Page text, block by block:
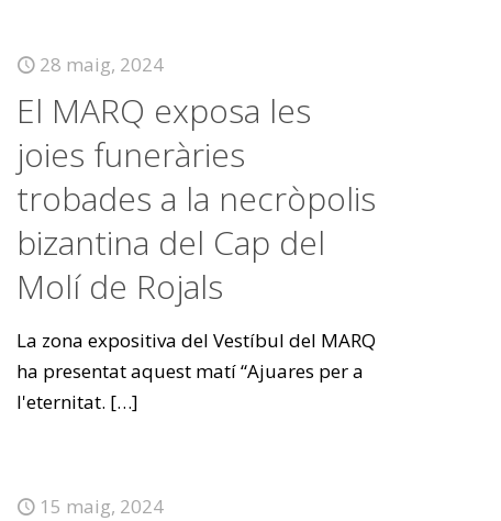
28 maig, 2024
El MARQ exposa les
joies funeràries
trobades a la necròpolis
bizantina del Cap del
Molí de Rojals
La zona expositiva del Vestíbul del MARQ
ha presentat aquest matí “Ajuares per a
l'eternitat. […]
15 maig, 2024